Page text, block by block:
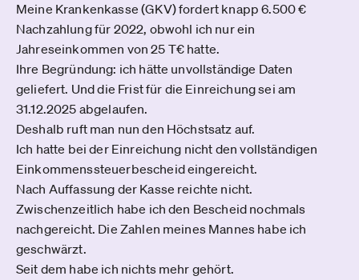
Meine Krankenkasse (GKV) fordert knapp 6.500 €
Nachzahlung für 2022, obwohl ich nur ein
Jahreseinkommen von 25 T€ hatte.
Ihre Begründung: ich hätte unvollständige Daten
geliefert. Und die Frist für die Einreichung sei am
31.12.2025 abgelaufen.
Deshalb ruft man nun den Höchstsatz auf.
Ich hatte bei der Einreichung nicht den vollständigen
Einkommenssteuerbescheid eingereicht.
Nach Auffassung der Kasse reichte nicht.
Zwischenzeitlich habe ich den Bescheid nochmals
nachgereicht. Die Zahlen meines Mannes habe ich
geschwärzt.
Seit dem habe ich nichts mehr gehört.